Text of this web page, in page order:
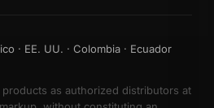
· EE. UU. · Colombia · Ecuador
products as authorized distributors at